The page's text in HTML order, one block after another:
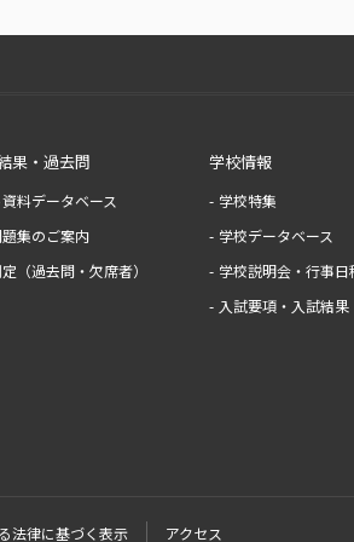
果・過去問
料データベース
集のご案内
（過去問・欠席者）
学校情報
学校特集
学校データベース
学校説明会・行事日
入試要項・入試結果
法律に基づく表示 アクセス